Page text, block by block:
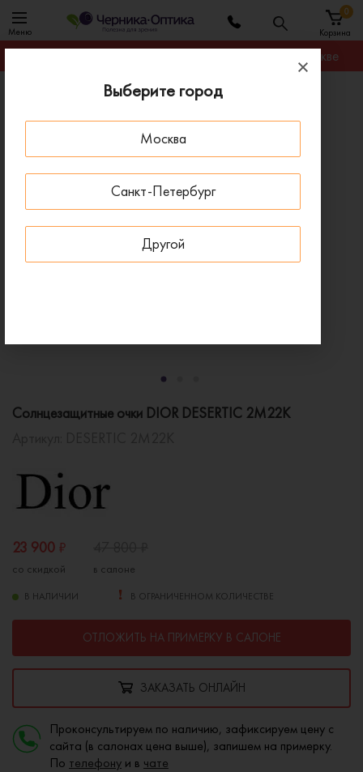
Выберите город
Москва
Санкт-Петербург
Другой
Меню Корзина
0
Гарантируем лучшую цену на любую оправу в Москве
Солнцезащитные очки
Солнцезащитные очки DIOR DESERTIC 2M22K
Солнцезащитные очки DIOR DESERTIC 2M22K
23 900 ₽
со скидкой в салоне
В НАЛИЧИИ В ОГРАНИЧЕННОМ КОЛИЧЕСТВЕ
ОТЛОЖИТЬ НА ПРИМЕРКУ В САЛОНЕ
ЗАКАЗАТЬ ОНЛАЙН
Проконсультируем по наличию, зафиксируем цену с
сайта (в салонах цена выше), запишем на примерку.
По телефону и в чате
- 50 % ДО 15 АВГУСТА